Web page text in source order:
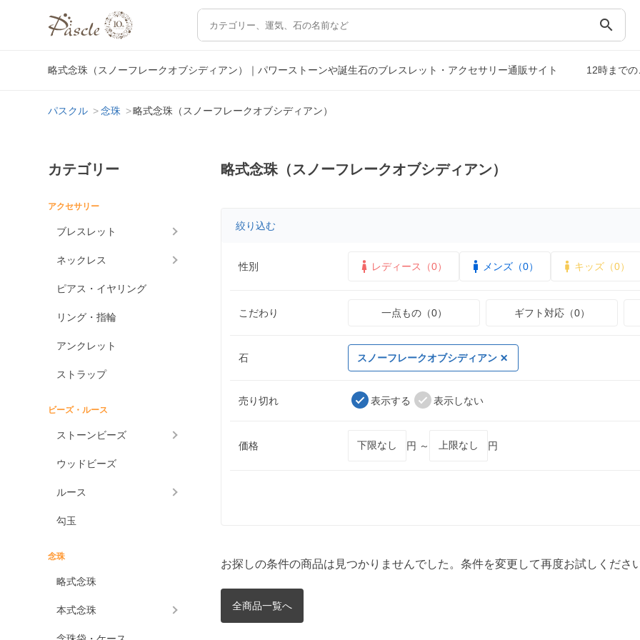
search
略式念珠（スノーフレークオブシディアン）｜パワーストーンや誕生石のブレスレット・アクセサリー通販サイト 12時まで
パスクル 念珠 略式念珠（スノーフレークオブシディアン）
カテゴリー
アクセサリー
ブレスレット
ネックレス
ピアス・イヤリング
リング・指輪
アンクレット
ストラップ
ビーズ・ルース
ストーンビーズ
ウッドビーズ
ルース
勾玉
念珠
略式念珠
本式念珠
略式念珠（スノーフレークオブシディアン）
絞り込む
性別 レディース（0） メンズ（0） キッズ（0）
こだわり 一点もの（0） ギフト対応（0）
石 スノーフレークオブシディアン
売り切れ 表示する 表示しない
価格 円 ～ 円
お探しの条件の商品は見つかりませんでした。条件を変更して再度お試しください
全商品一覧へ